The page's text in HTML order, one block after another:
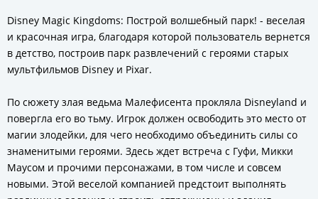
Disney Magic Kingdoms: Построй волшебный парк! - веселая
и красочная игра, благодаря которой пользователь вернется
в детство, построив парк развлечений с героями старых
мультфильмов Disney и Pixar.
По сюжету злая ведьма Малефисента прокляла Disneyland и
повергла его во тьму. Игрок должен освободить это место от
магии злодейки, для чего необходимо объединить силы со
знаменитыми героями. Здесь ждет встреча с Гуфи, Микки
Маусом и прочими персонажами, в том числе и совсем
новыми. Этой веселой компанией предстоит выполнять